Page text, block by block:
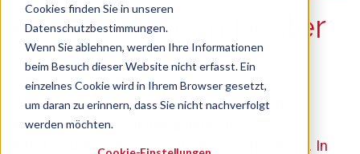
Cookies finden Sie in unseren
Datenschutzbestimmungen.
Wenn Sie ablehnen, werden Ihre Informationen
beim Besuch dieser Website nicht erfasst. Ein
einzelnes Cookie wird in Ihrem Browser gesetzt,
um daran zu erinnern, dass Sie nicht nachverfolgt
werden möchten.
Hier sind Sie in bester
Gesellschaft
Wir sind die Plattform für familiengeprägte,
mittelständische, global agierende
Industrieunternehmen in Baden-Württemberg. In